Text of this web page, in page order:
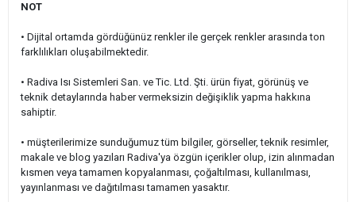
NOT
• Dijital ortamda gördüğünüz renkler ile gerçek renkler arasında ton
farklılıkları oluşabilmektedir.
• Radiva Isı Sistemleri San. ve Tic. Ltd. Şti. ürün fiyat, görünüş ve
teknik detaylarında haber vermeksizin değişiklik yapma hakkına
sahiptir.
• müşterilerimize sunduğumuz tüm bilgiler, görseller, teknik resimler,
makale ve blog yazıları Radiva'ya özgün içerikler olup, izin alınmadan
kısmen veya tamamen kopyalanması, çoğaltılması, kullanılması,
yayınlanması ve dağıtılması tamamen yasaktır.